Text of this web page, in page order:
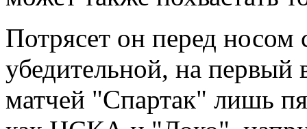
Потрясет он перед носом
убедительной, на первый
матчей "Спартак" лишь